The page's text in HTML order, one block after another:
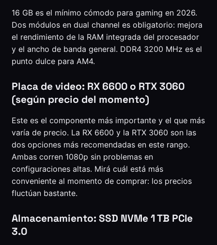
16 GB es el mínimo cómodo para gaming en 2026.
Dos módulos en dual channel es obligatorio: mejora
el rendimiento de la RAM integrada del procesador
y el ancho de banda general. DDR4 3200 MHz es el
punto dulce para AM4.
Placa de video: RX 6600 o RTX 3060
(según precio del momento)
Este es el componente más importante y el que más
varía de precio. La RX 6600 y la RTX 3060 son las
dos opciones más recomendadas en este rango.
Ambas corren 1080p sin problemas en
configuraciones altas. Mirá cuál está más
conveniente al momento de comprar: los precios
fluctúan bastante.
Almacenamiento: SSD NVMe 1 TB PCIe
3.0